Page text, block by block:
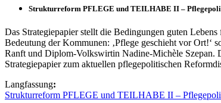
Strukturreform PFLEGE und TEILHABE II –
Das Strategiepapier stellt die Bedingungen guten
Bedeutung der Kommunen: ‚Pflege geschieht vor Ort!‘
Ranft und Diplom-Volkswirtin Nadine-Michèle Szepan.
Strategiepapier zum aktuellen pflegepolitischen
Langfassung:
Strukturreform PFLEGE und TEILHABE II –